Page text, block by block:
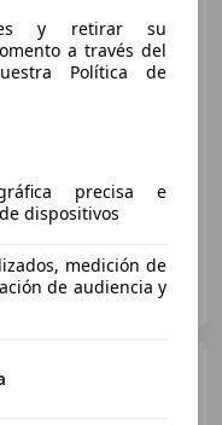
justo
y retirar su
a través del
Política de
precisa e
dispositivos
medición de
de audiencia y